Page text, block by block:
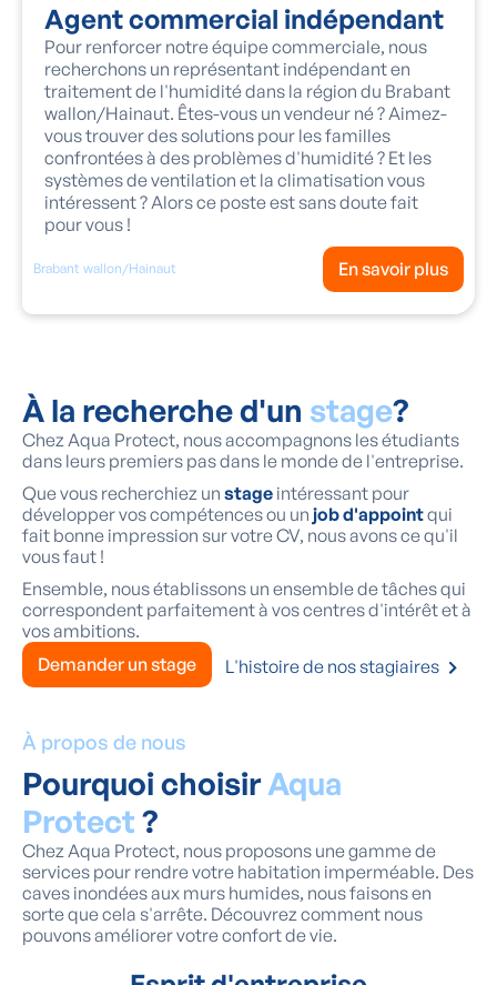
Agent commercial indépendant
Pour renforcer notre équipe commerciale, nous
recherchons un représentant indépendant en
traitement de l'humidité dans la région du Brabant
wallon/Hainaut. Êtes-vous un vendeur né ? Aimez-
vous trouver des solutions pour les familles
confrontées à des problèmes d'humidité ? Et les
systèmes de ventilation et la climatisation vous
intéressent ? Alors ce poste est sans doute fait
pour vous !
Brabant wallon/Hainaut En savoir plus
À la recherche d'un stage?
Chez Aqua Protect, nous accompagnons les étudiants
dans leurs premiers pas dans le monde de l'entreprise.
Que vous recherchiez un stage intéressant pour
développer vos compétences ou un job d'appointqui
fait bonne impression sur votre CV, nous avons ce qu'il
vous faut !
Ensemble, nous établissons un ensemble de tâches qui
correspondent parfaitement à vos centres d'intérêt et à
vos ambitions.
Demander un stage
L'histoire de nos stagiaires
À propos de nous
Pourquoi choisirAqua
Protect ?
Chez Aqua Protect, nous proposons une gamme de
services pour rendre votre habitation imperméable. Des
caves inondées aux murs humides, nous faisons en
sorte que cela s'arrête. Découvrez comment nous
pouvons améliorer votre confort de vie.